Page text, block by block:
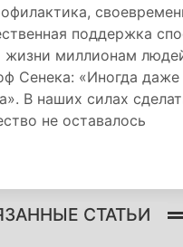
поддержка
жизни миллионам
Сенека: «Иногда
В наших силах
не оставалось
СТАТЬИ